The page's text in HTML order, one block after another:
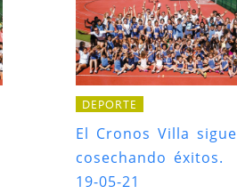
DEPORTE
El Cronos Villa sigue
cosechando éxitos.
19-05-21